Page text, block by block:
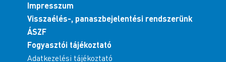
Impresszum
Visszaélés-, panaszbejelentési rendszerünk
ÁSZF
Fogyasztói tájékoztató
Adatkezelési tájékoztató